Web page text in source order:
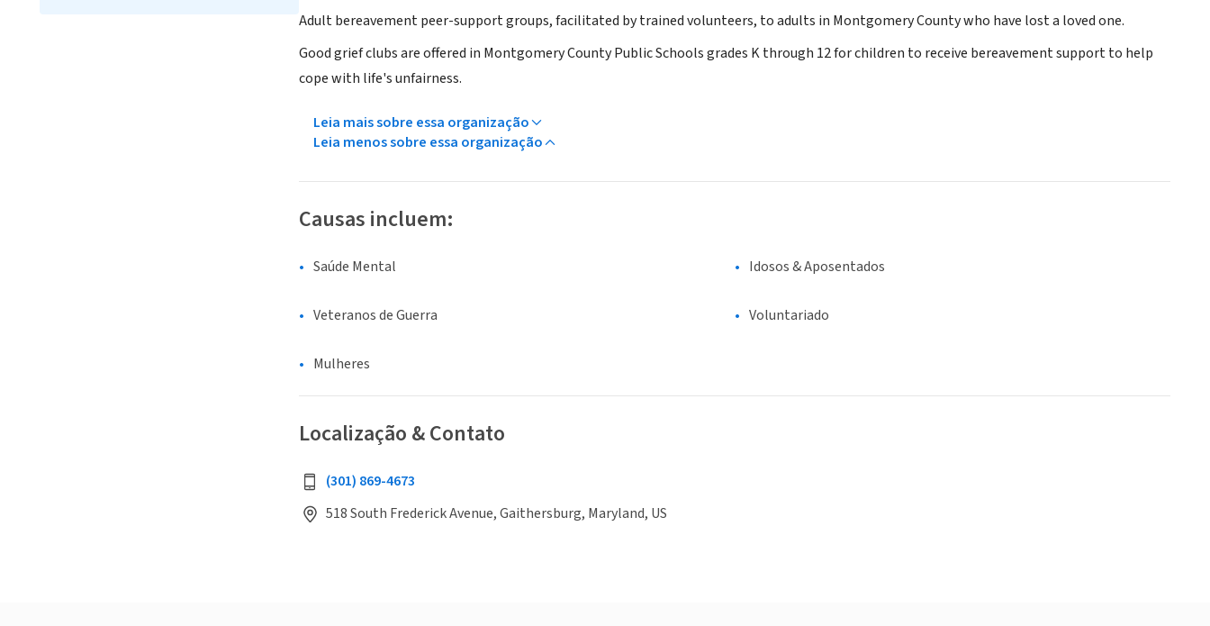
Adult bereavement peer-support groups, facilitated by trained volunteers, to adults in Montgomery County who have lost a loved one.
Good grief clubs are offered in Montgomery County Public Schools grades K through 12 for children to receive bereavement support to help
cope with life's unfairness.
Leia mais sobre essa organização
Leia menos sobre essa organização
Causas incluem:
Saúde Mental Idosos & Aposentados
Veteranos de Guerra Voluntariado
Mulheres
Localização & Contato
(301) 869-4673
518 South Frederick Avenue, Gaithersburg, Maryland, US